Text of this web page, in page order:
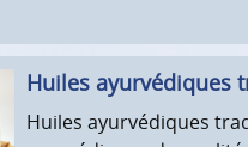
Huiles ayurvédiques
Huiles ayurvédiques